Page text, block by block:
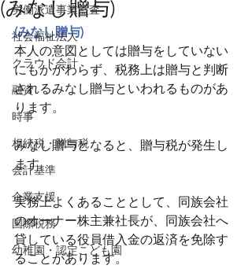
労働派遣事業監査
社会福祉法人
クラウド会計
融資
時事
相続税・贈与税
会計基準
企業支援
国際税務
幼稚園・認定こども園
(みなし贈与)
(みなし贈与)
本人の意図としては贈与をしていない
にもかかわらず、税務上は贈与と判断
されるみなし贈与といわれるものがあ
ります。
みなし贈与となると、贈与税が発生し
ます。
実務上よくあることとして、同族会社
のオーナー株主兼社長が、同族会社へ
貸している役員借入金の返済を免除す
ることがあります。